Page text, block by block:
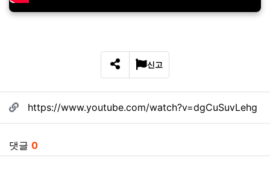
SNS 공유
신고
관련자료
https://www.youtube.com/watch?v=dgCuSuvLehg
댓글 0